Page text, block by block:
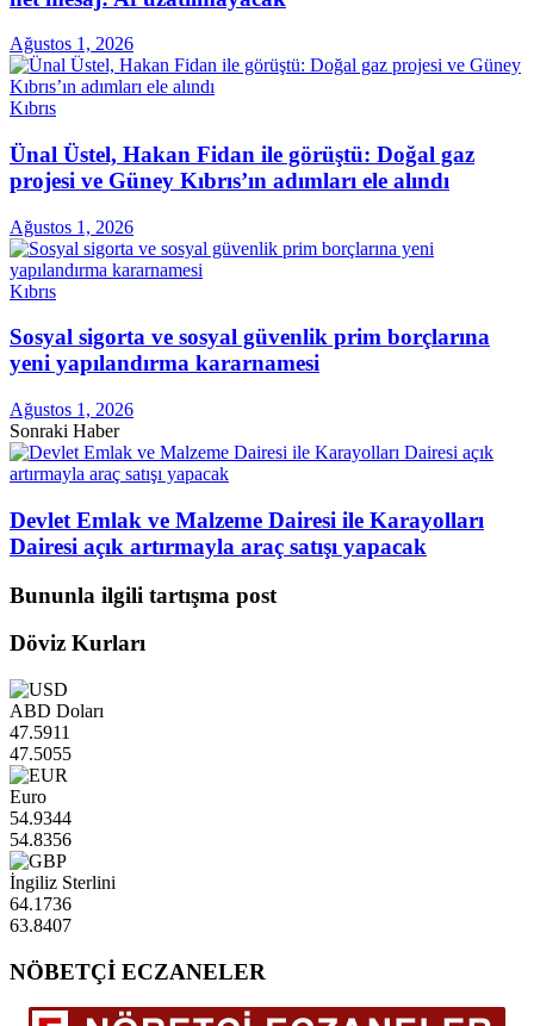
Ağustos 1, 2026
Kıbrıs
Ünal Üstel, Hakan Fidan ile görüştü: Doğal gaz
projesi ve Güney Kıbrıs’ın adımları ele alındı
Ağustos 1, 2026
Kıbrıs
Sosyal sigorta ve sosyal güvenlik prim borçlarına
yeni yapılandırma kararnamesi
Ağustos 1, 2026
Sonraki Haber
Devlet Emlak ve Malzeme Dairesi ile Karayolları
Dairesi açık artırmayla araç satışı yapacak
Bununla ilgili tartışma post
Döviz Kurları
ABD Doları
47.5911
47.5055
Euro
54.9344
54.8356
İngiliz Sterlini
64.1736
63.8407
NÖBETÇİ ECZANELER